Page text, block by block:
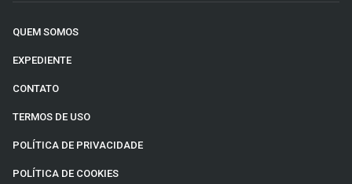
QUEM SOMOS
EXPEDIENTE
CONTATO
TERMOS DE USO
POLÍTICA DE PRIVACIDADE
POLÍTICA DE COOKIES